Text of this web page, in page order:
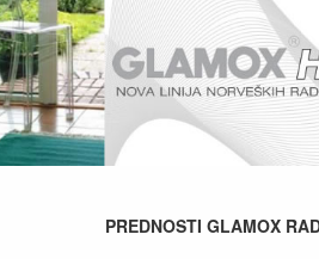
PREDNOSTI GLAMOX